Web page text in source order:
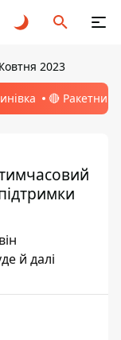
2023
🔴 Ракетний
й далі